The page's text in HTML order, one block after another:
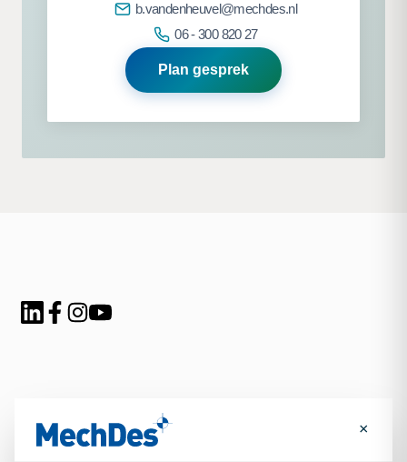
b.vandenheuvel@mechdes.nl
06 - 300 820 27
Plan gesprek
Plan een adviesgesprek ×